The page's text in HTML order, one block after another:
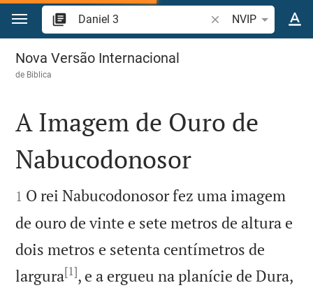
Ir para o conteúdo
Pesquise
NVIP
Daniel 3
Nova Versão Internacional
de Biblica

A Imagem de Ouro de
Nabucodonosor

1 O rei Nabucodonosor fez uma imagem
de ouro de vinte e sete metros de altura e
dois metros e setenta centímetros de
largura[1], e a ergueu na planície de Dura,